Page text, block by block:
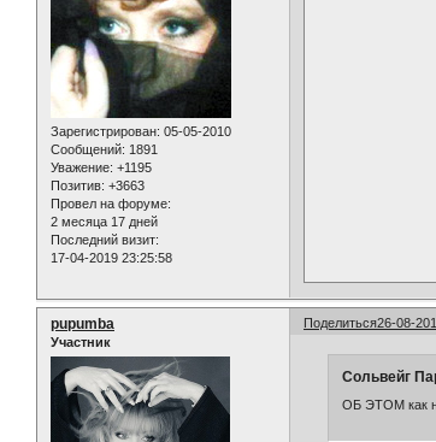
Зарегистрирован: 05-05-2010
Сообщений: 1891
Уважение: +1195
Позитив: +3663
Провел на форуме:
2 месяца 17 дней
Последний визит:
17-04-2019 23:25:58
Поделиться26-08-
pupumba
Участник
Сольвейг
ОБ ЭТОМ как